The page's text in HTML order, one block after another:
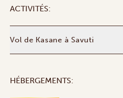
ACTIVITÉS:
Vol de Kasane à Savuti
HÉBERGEMENTS: